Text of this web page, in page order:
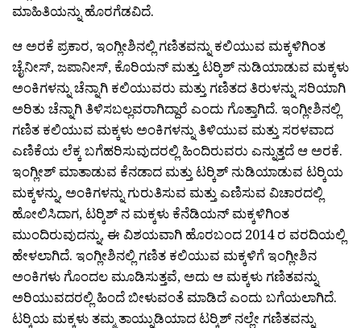
ಮಾಹಿತಿಯನ್ನು ಹೊರಗೆಡವಿದೆ.
ಆ ಅರಕೆ ಪ್ರಕಾರ, ಇಂಗ್ಲೀಶಿನಲ್ಲಿ ಗಣಿತವನ್ನು ಕಲಿಯುವ ಮಕ್ಕಳಿಗಿಂತ
ಚೈನೀಸ್, ಜಪಾನೀಸ್, ಕೊರಿಯನ್ ಮತ್ತು ಟರ‍್ಕಿಶ್ ನುಡಿಯಾಡುವ ಮಕ್ಕಳು
ಅಂಕಿಗಳನ್ನು ಚೆನ್ನಾಗಿ ಕಲಿಯುವರು ಮತ್ತು ಗಣಿತದ ತಿರುಳನ್ನು ಸರಿಯಾಗಿ
ಅರಿತು ಚೆನ್ನಾಗಿ ತಿಳಿಸಬಲ್ಲವರಾಗಿದ್ದಾರೆ ಎಂದು ಗೊತ್ತಾಗಿದೆ. ಇಂಗ್ಲೀಶಿನಲ್ಲಿ
ಗಣಿತ ಕಲಿಯುವ ಮಕ್ಕಳು ಅಂಕಿಗಳನ್ನು ತಿಳಿಯುವ ಮತ್ತು ಸರಳವಾದ
ಎಣಿಕೆಯ ಲೆಕ್ಕ ಬಗೆಹರಿಸುವುದರಲ್ಲಿ ಹಿಂದಿರುವರು ಎನ್ನುತ್ತದೆ ಆ ಅರಕೆ.
ಇಂಗ್ಲೀಶ್ ಮಾತಾಡುವ ಕೆನಡಾದ ಮತ್ತು ಟರ‍್ಕಿಶ್ ನುಡಿಯಾಡುವ ಟರ‍್ಕಿಯ
ಮಕ್ಕಳನ್ನು, ಅಂಕಿಗಳನ್ನು ಗುರುತಿಸುವ ಮತ್ತು ಎಣಿಸುವ ವಿಚಾರದಲ್ಲಿ
ಹೋಲಿಸಿದಾಗ, ಟರ‍್ಕಿಶ್ ನ ಮಕ್ಕಳು ಕೆನೆಡಿಯನ್ ಮಕ್ಕಳಿಗಿಂತ
ಮುಂದಿರುವುದನ್ನು, ಈ ವಿಶಯವಾಗಿ ಹೊರಬಂದ 2014 ರ ವರದಿಯಲ್ಲಿ
ಹೇಳಲಾಗಿದೆ. ಇಂಗ್ಲೀಶಿನಲ್ಲಿ ಗಣಿತ ಕಲಿಯುವ ಮಕ್ಕಳಿಗೆ ಇಂಗ್ಲೀಶಿನ
ಅಂಕಿಗಳು ಗೊಂದಲ ಮೂಡಿಸುತ್ತವೆ, ಅದು ಆ ಮಕ್ಕಳು ಗಣಿತವನ್ನು
ಅರಿಯುವದರಲ್ಲಿ ಹಿಂದೆ ಬೀಳುವಂತೆ ಮಾಡಿದೆ ಎಂದು ಬಗೆಯಲಾಗಿದೆ.
ಟರ‍್ಕಿಯ ಮಕ್ಕಳು ತಮ್ಮ ತಾಯ್ನುಡಿಯಾದ ಟರ‍್ಕಿಶ್ ನಲ್ಲೇ ಗಣಿತವನ್ನು